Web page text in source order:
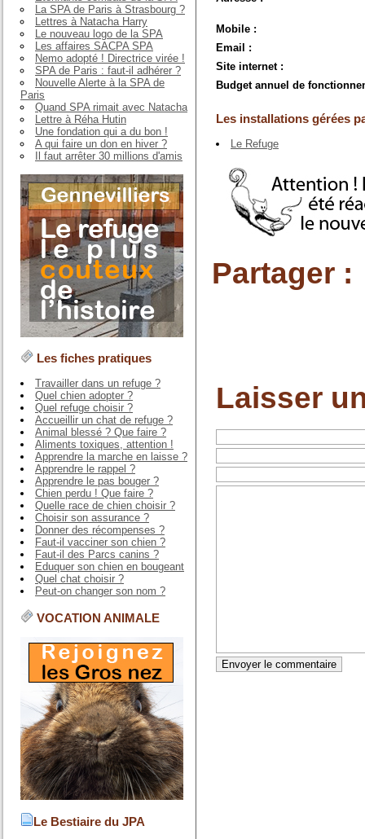
La SPA de Paris à Strasbourg ?
Lettres à Natacha Harry
Le nouveau logo de la SPA
Les affaires SACPA SPA
Nemo adopté ! Directrice virée !
SPA de Paris : faut-il adhérer ?
Nouvelle Alerte à la SPA de
Paris
Quand SPA rimait avec Natacha
Lettre à Réha Hutin
Une fondation qui a du bon !
A qui faire un don en hiver ?
Il faut arrêter 30 millions d'amis
Les fiches pratiques
Travailler dans un refuge ?
Quel chien adopter ?
Quel refuge choisir ?
Accueillir un chat de refuge ?
Animal blessé ? Que faire ?
Aliments toxiques, attention !
Apprendre la marche en laisse ?
Apprendre le rappel ?
Apprendre le pas bouger ?
Chien perdu ! Que faire ?
Quelle race de chien choisir ?
Choisir son assurance ?
Donner des récompenses ?
Faut-il vacciner son chien ?
Faut-il des Parcs canins ?
Eduquer son chien en bougeant
Quel chat choisir ?
Peut-on changer son nom ?
VOCATION ANIMALE
Le Bestiaire du JPA
Mobile :
Email :
Site internet :
Budget annuel de
Les installations gérées
Le Refuge
Partager :
Laisser